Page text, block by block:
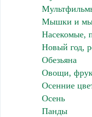
Мышки и
Насекомые,
Новый год,
Обезьяна
Овощи,
Осенние
Осень
Панды